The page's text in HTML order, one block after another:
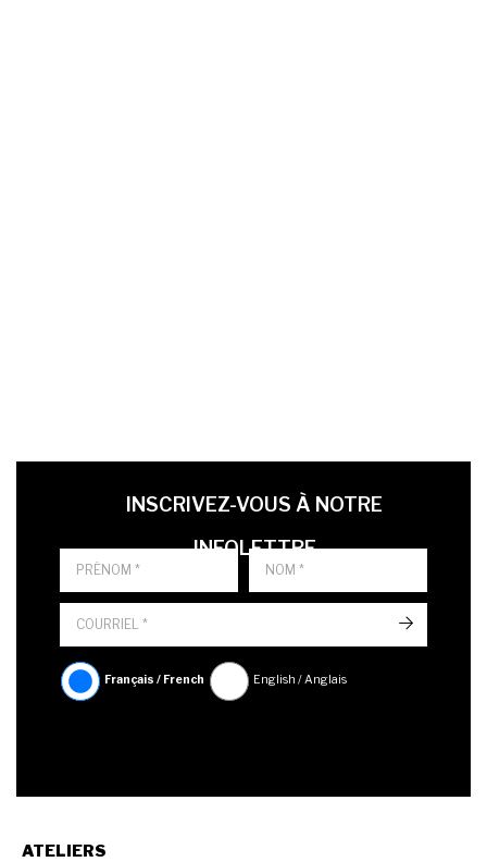
PRÉNOM
LAST NAME
INSCRIVEZ-VOUS À NOTRE
INFOLETTRE
LANGUE
Français / French English / Anglais
->
ATELIERS